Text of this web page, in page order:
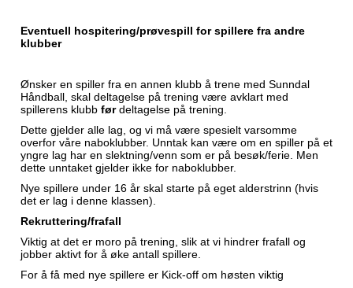
Eventuell hospitering/prøvespill for spillere fra andre
klubber
Ønsker en spiller fra en annen klubb å trene med Sunndal
Håndball, skal deltagelse på trening være avklart med
spillerens klubb førdeltagelse på trening.
Dette gjelder alle lag, og vi må være spesielt varsomme
overfor våre naboklubber. Unntak kan være om en spiller på et
yngre lag har en slektning/venn som er på besøk/ferie. Men
dette unntaket gjelder ikke for naboklubber.
Nye spillere under 16 år skal starte på eget alderstrinn (hvis
det er lag i denne klassen).
Rekruttering/frafall
Viktig at det er moro på trening, slik at vi hindrer frafall og
jobber aktivt for å øke antall spillere.
For å få med nye spillere er Kick-off om høsten viktig